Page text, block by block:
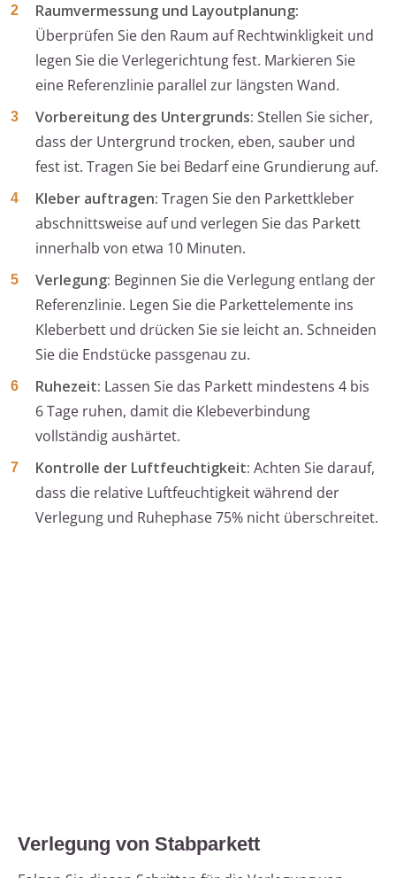
Raumvermessung und Layoutplanung:
Überprüfen Sie den Raum auf Rechtwinkligkeit und
legen Sie die Verlegerichtung fest. Markieren Sie
eine Referenzlinie parallel zur längsten Wand.
Vorbereitung des Untergrunds: Stellen Sie sicher,
dass der Untergrund trocken, eben, sauber und
fest ist. Tragen Sie bei Bedarf eine Grundierung auf.
Kleber auftragen: Tragen Sie den Parkettkleber
abschnittsweise auf und verlegen Sie das Parkett
innerhalb von etwa 10 Minuten.
Verlegung: Beginnen Sie die Verlegung entlang der
Referenzlinie. Legen Sie die Parkettelemente ins
Kleberbett und drücken Sie sie leicht an. Schneiden
Sie die Endstücke passgenau zu.
Ruhezeit: Lassen Sie das Parkett mindestens 4 bis
6 Tage ruhen, damit die Klebeverbindung
vollständig aushärtet.
Kontrolle der Luftfeuchtigkeit: Achten Sie darauf,
dass die relative Luftfeuchtigkeit während der
Verlegung und Ruhephase 75% nicht überschreitet.
Verlegung von Stabparkett